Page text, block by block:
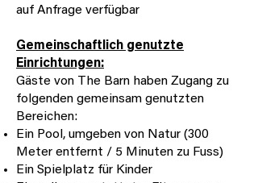
auf Anfrage verfügbar
Gemeinschaftlich genutzte
Einrichtungen:
Gäste von The Barn haben Zugang zu
folgenden gemeinsam genutzten
Bereichen:
Ein Pool, umgeben von Natur (300
Meter entfernt / 5 Minuten zu Fuss)
Ein Spielplatz für Kinder